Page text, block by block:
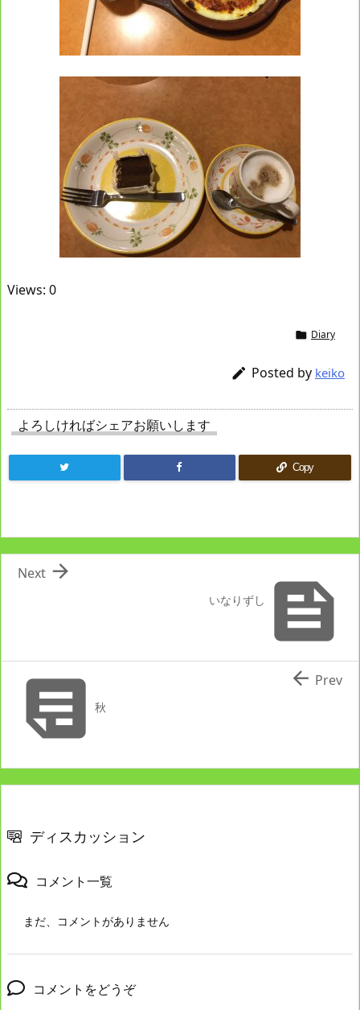
Views: 0
 Diary
 Posted by keiko
よろしければシェアお願いします
Copy

いなりずし

Next
秋
 Prev
ディスカッション
コメント一覧
まだ、コメントがありません
コメントをどうぞ